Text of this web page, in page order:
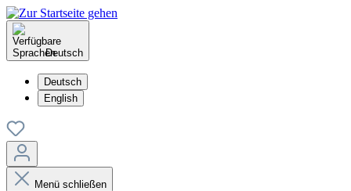
Deutsch
Deutsch
English
Menü schließen